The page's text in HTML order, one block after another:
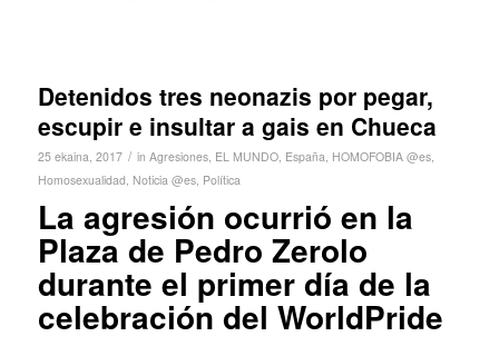
Detenidos tres neonazis por pegar,
escupir e insultar a gais en Chueca
25 ekaina, 2017 / in Agresiones, EL MUNDO, España, HOMOFOBIA @es,
Homosexualidad, Noticia @es, Política
La agresión ocurrió en la
Plaza de Pedro Zerolo
durante el primer día de la
celebración del WorldPride